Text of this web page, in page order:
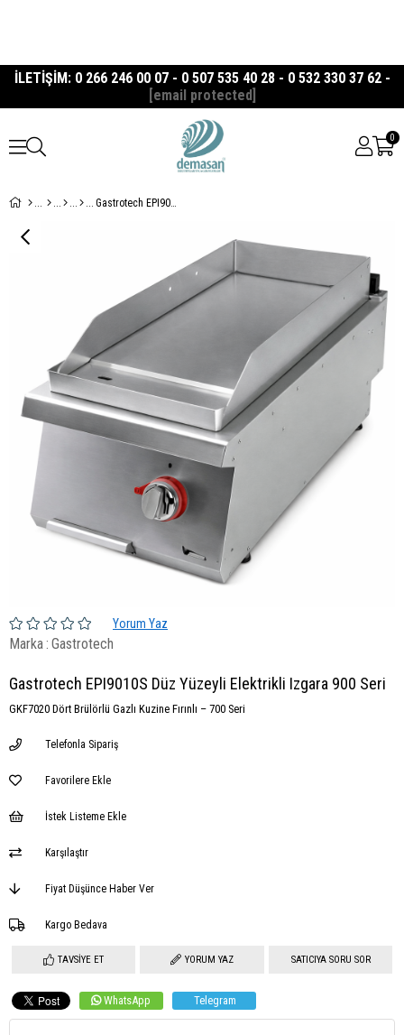
İLETİŞİM: 0 266 246 00 07 - 0 507 535 40 28 - 0 532 330 37 62 -
[email protected]
0
Gastrotech EPI9010S Düz Yüzeyli Elektrikli Izgara 900 Seri
Yorum Yaz
Marka: Gastrotech
Gastrotech EPI9010S Düz Yüzeyli Elektrikli Izgara 900 Seri
GKF7020 Dört Brülörlü Gazlı Kuzine Fırınlı – 700 Seri
Telefonla Sipariş
Favorilere Ekle
İstek Listeme Ekle
Karşılaştır
Fiyat Düşünce Haber Ver
Kargo Bedava
TAVSIYE ET YORUM YAZ SATICIYA SORU SOR
WhatsApp Telegram